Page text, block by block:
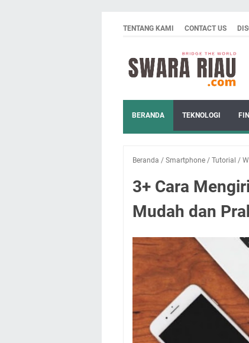
TENTANG KAMI CONTACT US
BERANDA TEKNOLOGI
Beranda / Smartphone / Tutorial /
3+ Cara
Mudah dan